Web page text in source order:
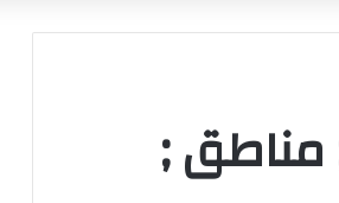
مناطق ;